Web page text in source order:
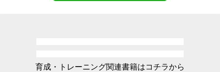
育成・トレーニング関連書籍はコチラから